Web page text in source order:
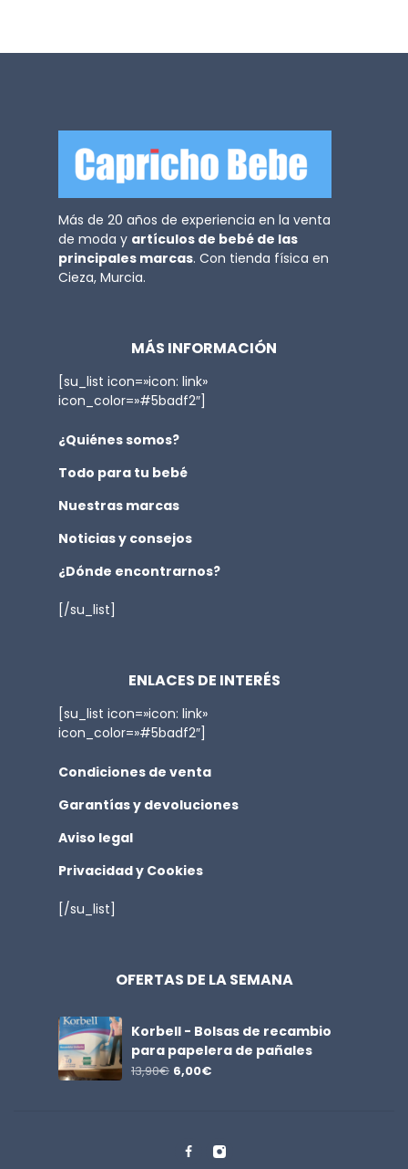
Más de 20 años de experiencia en la venta
de moda y artículos de bebé de las
principales marcas. Con tienda física en
Cieza, Murcia.
MÁS INFORMACIÓN
[su_list icon=»icon: link»
icon_color=»#5badf2″]
¿Quiénes somos?
Todo para tu bebé
Nuestras marcas
Noticias y consejos
¿Dónde encontrarnos?
[/su_list]
ENLACES DE INTERÉS
[su_list icon=»icon: link»
icon_color=»#5badf2″]
Condiciones de venta
Garantías y devoluciones
Aviso legal
Privacidad y Cookies
[/su_list]
OFERTAS DE LA SEMANA
Korbell - Bolsas de recambio
para papelera de pañales
13,90€ 6,00€